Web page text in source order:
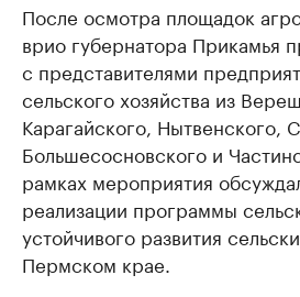
После осмотра площадок
врио губернатора Прикамья
с представителями
сельского хозяйства из
Карагайского, Нытвенского,
Большесосновского и
рамках мероприятия
реализации программы
устойчивого развития
Пермском крае.